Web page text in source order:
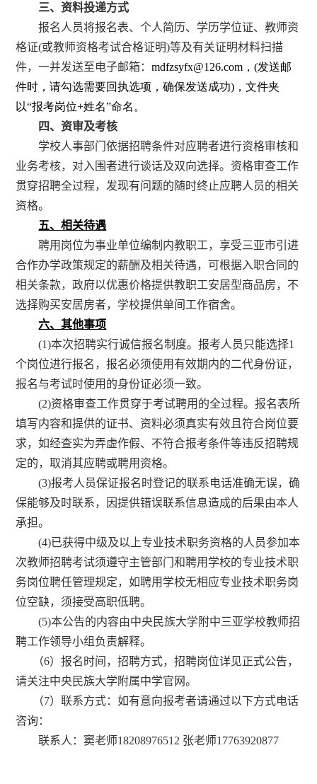
三、资料投递方式
报名人员将报名表、个人简历、 学历学位证、教师资
格证(或教师资格考试合格证明)等及有关证明材料扫描
件，一并发送至电子邮箱：mdfzsyfx@126.com ，(发送邮
件时，请勾选需要回执选项，确保发送成功) ，文件夹
以“报考岗位+姓名”命名。
四、资审及考核
学校人事部门依据招聘条件对应聘者进行资格审核和
业务考核，对入围者进行谈话及双向选择。资格审查工作
贯穿招聘全过程，发现有问题的随时终止应聘人员的相关
资格。
五、相关待遇
聘用岗位为事业单位编制内教职工，享受三亚市引进
合作办学政策规定的薪酬及相关待遇，可根据入职合同的
相关条款，政府以优惠价格提供教职工安居型商品房，不
选择购买安居房者，学校提供单间工作宿舍。
六、其他事项
(1)本次招聘实行诚信报名制度。报考人员只能选择1
个岗位进行报名，报名必须使用有效期内的二代身份证，
报名与考试时使用的身份证必须一致。
(2)资格审查工作贯穿于考试聘用的全过程。报名表所
填写内容和提供的证书、资料必须真实有效且符合岗位要
求，如经查实为弄虚作假、不符合报考条件等违反招聘规
定的，取消其应聘或聘用资格。
(3)报考人员保证报名时登记的联系电话准确无误，确
保能够及时联系，因提供错误联系信息造成的后果由本人
承担。
(4)已获得中级及以上专业技术职务资格的人员参加本
次教师招聘考试须遵守主管部门和聘用学校的专业技术职
务岗位聘任管理规定，如聘用学校无相应专业技术职务岗
位空缺，须接受高职低聘。
(5)本公告的内容由中央民族大学附中三亚学校教师招
聘工作领导小组负责解释。
（6）报名时间，招聘方式，招聘岗位详见正式公告，
请关注中央民族大学附属中学官网。
（7）联系方式：如有意向报考者请通过以下方式电话
咨询：
联系人：窦老师18208976512 张老师17763920877